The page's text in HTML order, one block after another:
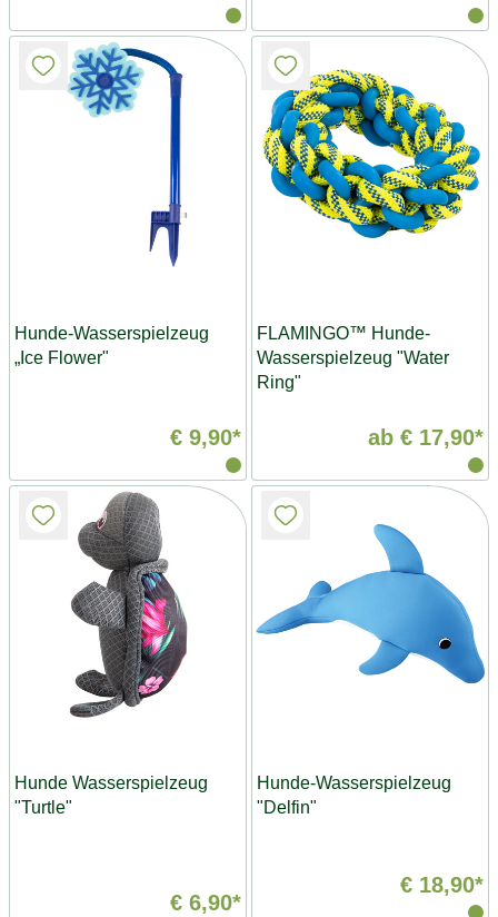
Hunde-Wasserspielzeug
„Ice Flower"
€ 9,90*
FLAMINGO™ Hunde-
Wasserspielzeug "Water
Ring"
ab € 17,90*
Hunde Wasserspielzeug
"Turtle"
€ 6,90*
Hunde-Wasserspielzeug
"Delfin"
€ 18,90*